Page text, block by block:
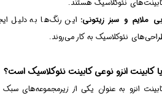
نئوکلاسیک هستند.
ملایم و سبز زیتونی: این رنگ‌ها به دلیل
نئوکلاسیک به کار می‌روند.
کابینت انزو نوعی کابینت نئوکلاسیک است؟
انزو به عنوان یکی از زیرمجموعه‌های